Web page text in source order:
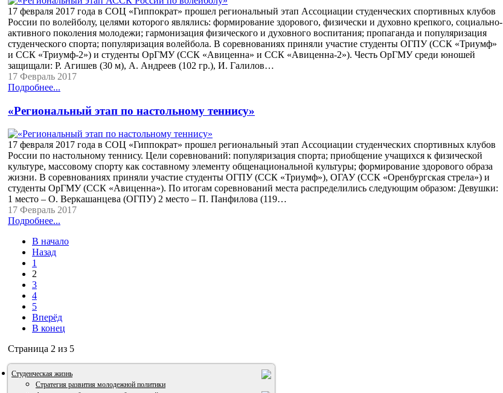
17 февраля 2017 года в СОЦ «Гиппократ» прошел региональный этап Ассоциации студенческих спортивных клубов
России по волейболу, целями которого являлись: формирование здорового, физически и духовно крепкого, социально-
активного поколения молодежи; гармонизация физического и духовного воспитания; пропаганда и популяризация
студенческого спорта; популяризация волейбола. В соревнованиях приняли участие студенты ОГПУ (ССК «Триумф»
и ССК «Триумф-2») и студенты ОрГМУ (ССК «Авиценна» и ССК «Авиценна-2»). Честь ОрГМУ среди юношей
защищали: Р. Агишев (30 м), А. Андреев (102 гр.), И. Галилов…
17 Февраль 2017
Подробнее...
«Региональный этап по настольному теннису»
17 февраля 2017 года в СОЦ «Гиппократ» прошел региональный этап Ассоциации студенческих спортивных клубов
России по настольному теннису. Цели соревнований: популяризация спорта; приобщение учащихся к физической
культуре, массовому спорту как составному элементу общенациональной культуры; формирование здорового образа
жизни. В соревнованиях приняли участие студенты ОГПУ (ССК «Триумф»), ОГАУ (ССК «Оренбургская стрела») и
студенты ОрГМУ (ССК «Авиценна»). По итогам соревнований места распределились следующим образом: Девушки:
1 место – О. Веркашанцева (ОГПУ) 2 место – П. Панфилова (119…
17 Февраль 2017
Подробнее...
В начало
Назад
1
2
3
4
5
Вперёд
В конец
Страница 2 из 5
Студенческая жизнь
Стратегия развития молодежной политики